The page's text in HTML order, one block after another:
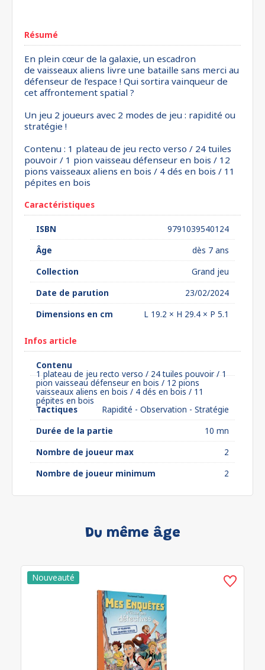
Résumé
En plein cœur de la galaxie, un escadron
de vaisseaux aliens livre une bataille sans merci au
défenseur de l’espace ! Qui sortira vainqueur de
cet affrontement spatial ?
Un jeu 2 joueurs avec 2 modes de jeu : rapidité ou
stratégie !
Contenu : 1 plateau de jeu recto verso / 24 tuiles
pouvoir / 1 pion vaisseau défenseur en bois / 12
pions vaisseaux aliens en bois / 4 dés en bois / 11
pépites en bois
Caractéristiques
ISBN
9791039540124
Âge
dès 7 ans
Collection
Grand jeu
Date de parution
23/02/2024
Dimensions en cm
L 19.2 × H 29.4 × P 5.1
Infos article
Contenu
1 plateau de jeu recto verso / 24 tuiles pouvoir / 1
pion vaisseau défenseur en bois / 12 pions
vaisseaux aliens en bois / 4 dés en bois / 11
pépites en bois
Tactiques
Rapidité - Observation - Stratégie
Durée de la partie
10 mn
Nombre de joueur max
2
Nombre de joueur minimum
2
Du même âge